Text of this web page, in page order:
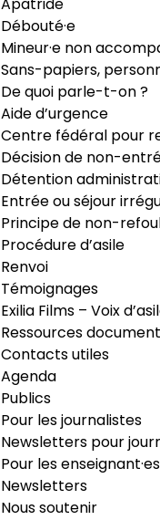
Débouté·e
Mineur·e non
Sans-papiers,
De quoi parle-t-on ?
Aide d’urgence
Centre fédéral pour
Décision de non-
Détention
Entrée ou séjour
Principe de non-
Procédure d’asile
Renvoi
Témoignages
Exilia Films – Voix
Ressources
Contacts utiles
Agenda
Publics
Pour les journalistes
Newsletters pour
Pour les enseignant·es
Newsletters
Nous soutenir